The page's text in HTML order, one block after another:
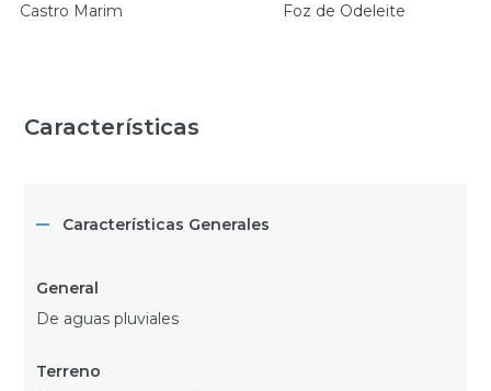
Castro Marim
Foz de Odeleite
Características
Características Generales
De aguas pluviales